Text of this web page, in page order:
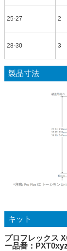
25-27 2
28-30 3
製品寸法
キット
プロフレックス
ー品番：